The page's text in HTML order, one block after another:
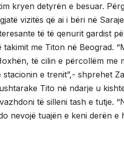
kryen detyrën e besuar.
vizitës që ai i bëri në
të të qenurit gardist
me Titon në Beograd.
të cilin e përcollëm me
e trenit”,- shprehet
Tito në ndarje u
të silleni tash e tutje.
nevojë tuajën e keni derën e